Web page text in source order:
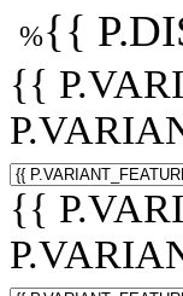
%{{
{{
{{